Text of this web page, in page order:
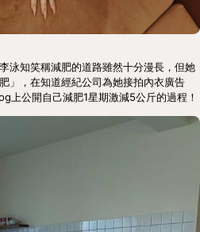
泳知笑稱減肥的道路雖然十分漫長，但她
」，在知道經紀公司為她接拍內衣廣告
上公開自己減肥1星期激減5公斤的過程！